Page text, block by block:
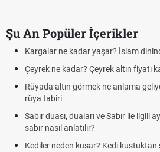
Şu An Popüler İçerikler
Kargalar ne kadar yaşar? İslam
Çeyrek ne kadar? Çeyrek altın fiyatı
Rüyada altın görmek ne anlama
rüya tabiri
Sabır duası, duaları ve Sabır ile ilgili
sabır nasıl anlatılır?
Kediler neden kusar? Kedi kustuktan